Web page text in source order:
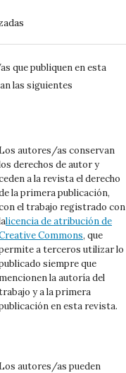
que publiquen en esta
las siguientes
Los autores/as conservan
derechos de autor y
a la revista el derecho
la primera publicación,
el trabajo registrado con
licencia de atribución de
Commons, que
a terceros utilizar lo
siempre que
mencionen la autoría del
y a la primera
en esta revista.
Los autores/as pueden